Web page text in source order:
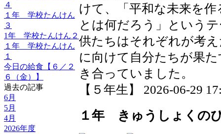
４
１年 学校たんけん
３
1年 学校たんけん２
１年 学校たんけん
１
今日の給食【６／２
６（金）】
過去の記事
6月
5月
4月
2026年度
けて、「平和な未来を
とは何だろう」という
供たちはそれぞれが考
に向けて自分たちが果
き合っていました。
【５年生】 2026-06-29
１年 きゅうしょくの